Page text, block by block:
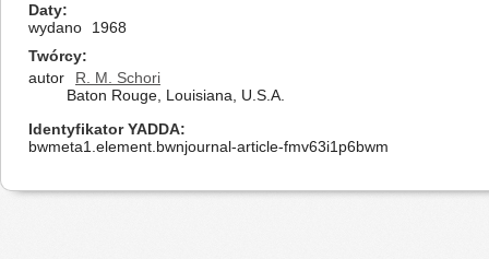
Daty
wydano
1968
Twórcy
autor
R. M. Schori
Baton Rouge, Louisiana, U.S.A.
Identyfikator YADDA
bwmeta1.element.bwnjournal-article-fmv63i1p6bwm